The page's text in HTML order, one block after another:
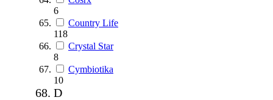
6
Country Life
118
Crystal Star
8
Cymbiotika
10
D